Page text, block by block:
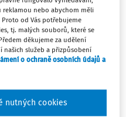
zdraví
vyvodit několik
zmírňování dopadů
či snížení
snížení nákladů
nebo abychom měli
od Vás potřebujeme
tj. malých souborů, které se
děkujeme za udělení
našich služeb a přizpůsobení
o ochraně osobních údajů a
nutných cookies